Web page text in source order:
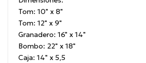
Tom: 10" x 8"
Tom: 12" x 9"
Granadero: 16" x 14"
Bombo: 22" x 18"
Caja: 14" x 5,5